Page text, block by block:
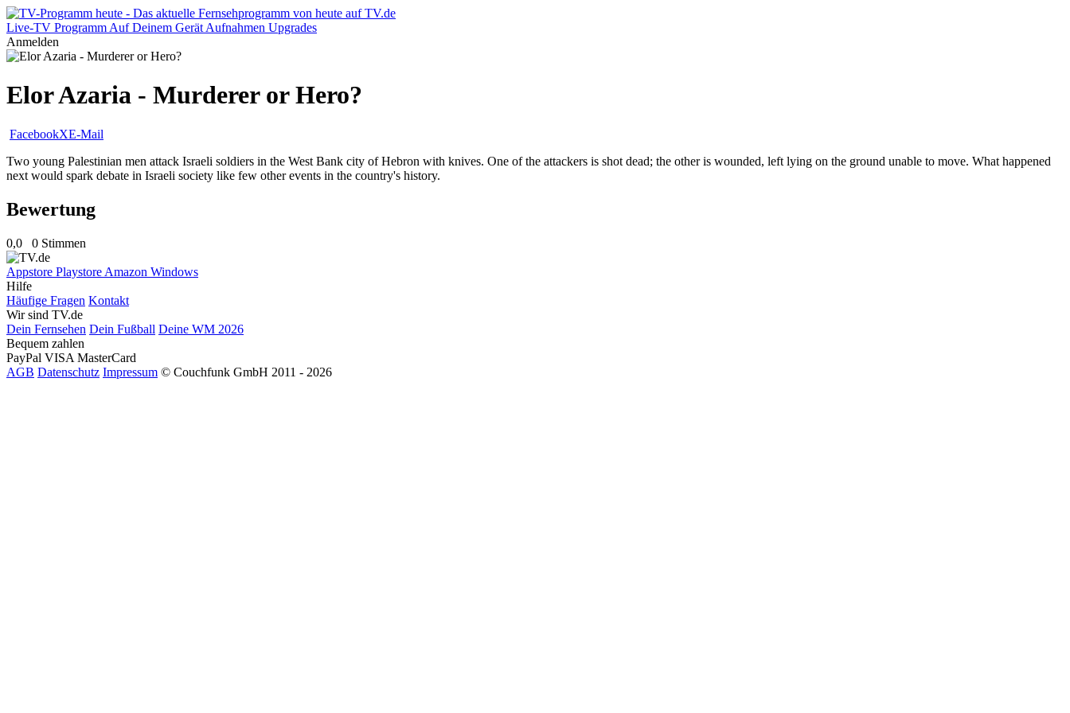
Live-TV Programm Auf Deinem Gerät Aufnahmen Upgrades
Anmelden
Elor Azaria - Murderer or Hero?
FacebookXE-Mail
Two young Palestinian men attack Israeli soldiers in the West Bank city of Hebron with knives. One of the attackers is shot dead; the other is wounded, left lying on the ground unable to move. What happened
next would spark debate in Israeli society like few other events in the country's history.
Bewertung
0,0 0 Stimmen
Appstore Playstore Amazon Windows
Hilfe
Häufige Fragen Kontakt
Wir sind TV.de
Dein Fernsehen Dein Fußball Deine WM 2026
Bequem zahlen
PayPal VISA MasterCard
AGB Datenschutz Impressum © Couchfunk GmbH 2011 - 2026